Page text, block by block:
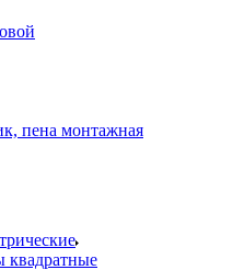
пена монтажная
квадратные